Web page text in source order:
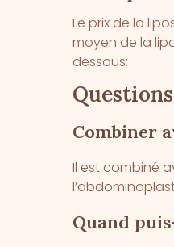
Le prix de la
moyen de la
dessous:
Combiner
Il est combiné
Quand